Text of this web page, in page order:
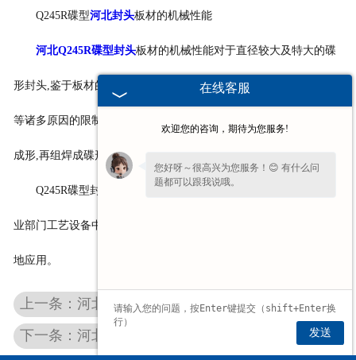
Q245R碟型河北封头板材的机械性能
河北Q245R碟型封头板材的机械性能对于直径较大及特大的碟
形封头,鉴于板材的供货尺寸,板材的机械性能,设备状况及压制技术
等诸多原因的限制,目前生产几乎都采用顶圆板与瓣片分别下料压制
成形,再组焊成碟形封头的工艺方案制造。
Q245R碟型封头在化工、医药、轻工、纺织等国民经济多种工
业部门工艺设备中,无论立式、卧式压力容器及塔类设备,均有着广泛
地应用。
上一条：河北Q245R碟型封头
下一条：河北球形封头
在线客服
欢迎您的咨询，期待为您服务!
您好呀～很高兴为您服务！😊 有什么问
题都可以跟我说哦。
发送